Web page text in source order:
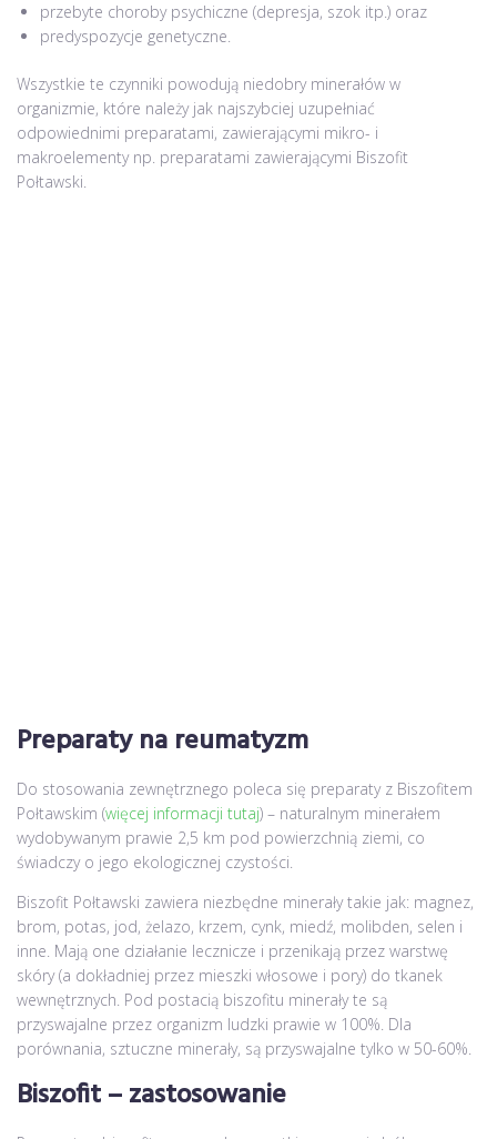
przebyte choroby psychiczne (depresja, szok itp.) oraz
predyspozycje genetyczne.
Wszystkie te czynniki powodują niedobry minerałów w
organizmie, które należy jak najszybciej uzupełniać
odpowiednimi preparatami, zawierającymi mikro- i
makroelementy np. preparatami zawierającymi Biszofit
Połtawski.
Preparaty na reumatyzm
Do stosowania zewnętrznego poleca się preparaty z Biszofitem
Połtawskim (więcej informacji tutaj) – naturalnym minerałem
wydobywanym prawie 2,5 km pod powierzchnią ziemi, co
świadczy o jego ekologicznej czystości.
Biszofit Połtawski zawiera niezbędne minerały takie jak: magnez,
brom, potas, jod, żelazo, krzem, cynk, miedź, molibden, selen i
inne. Mają one działanie lecznicze i przenikają przez warstwę
skóry (a dokładniej przez mieszki włosowe i pory) do tkanek
wewnętrznych. Pod postacią biszofitu minerały te są
przyswajalne przez organizm ludzki prawie w 100%. Dla
porównania, sztuczne minerały, są przyswajalne tylko w 50-60%.
Biszofit – zastosowanie